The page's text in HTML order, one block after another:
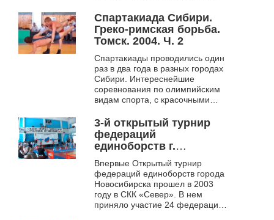
закрытия – мини Олимпийские
игры Сибири....
Спартакиада Сибири.
Греко-римская борьба.
Томск. 2004. Ч. 2
Спартакиады проводились один
раз в два года в разных городах
Сибири. Интереснейшие
соревнования по олимпийским
видам спорта, с красочными
закрытия – мини Олимпийские
игры Сибири....
3-й открытый турнир
федераций
единоборств г.
Новосибирска
"Сибирский богатырь".
Новосибирск. 2006. Ч. 1
Впервые Открытый турнир
федераций единоборств города
Новосибирска прошел в 2003
году в СКК «Север». В нем
приняло участие 24 федерации,